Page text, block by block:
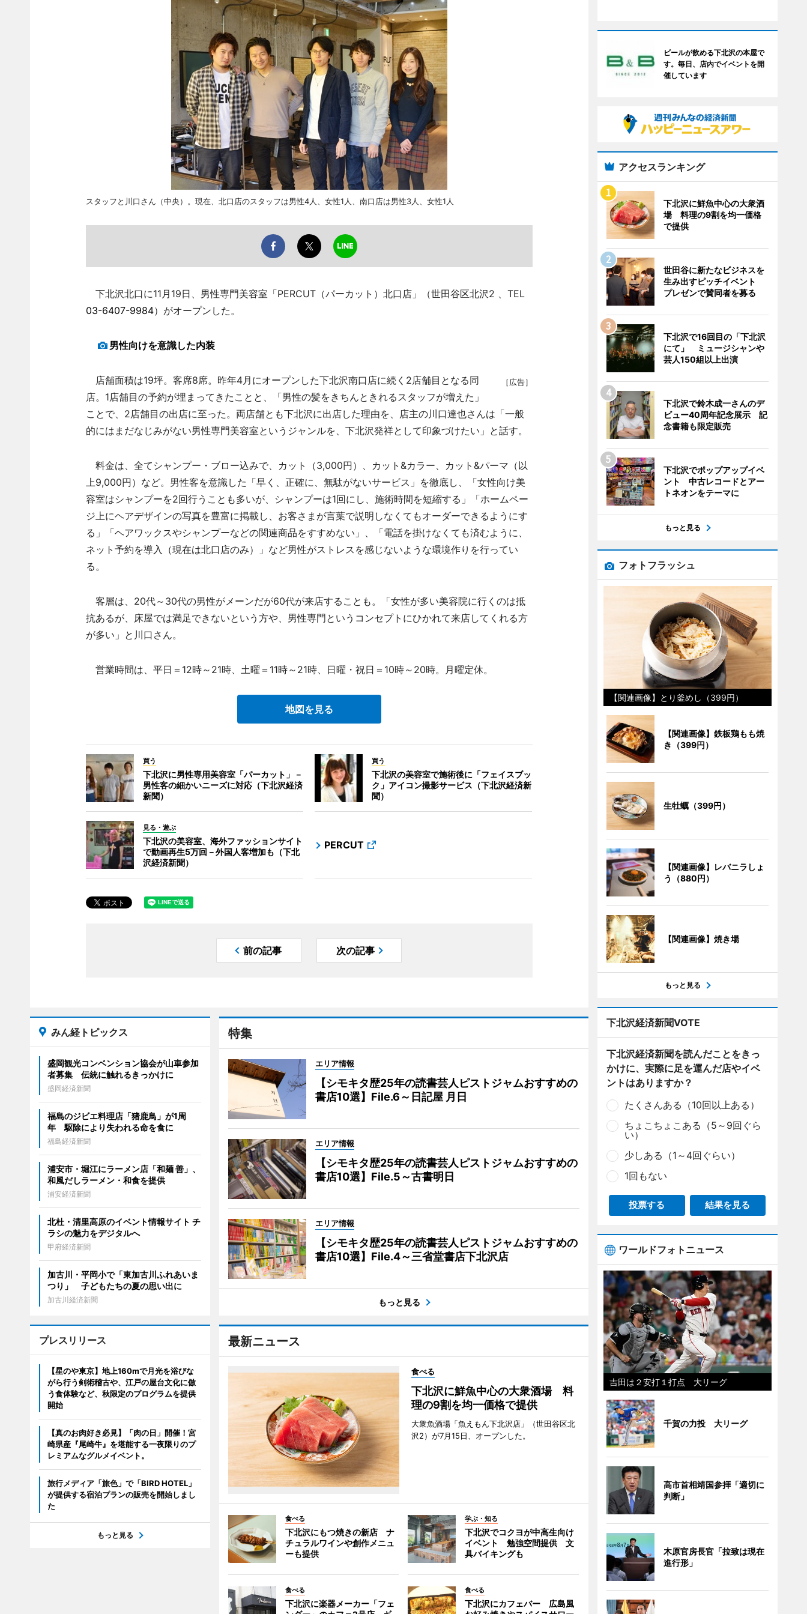
スタッフと川口さん（中央）。現在、北口店のスタッフは男性4人、女性1人、南口店は男性3人、女性1人
下北沢北口に11月19日、男性専門美容室「PERCUT（パーカット）北口店」（世田谷区北沢2 、TEL
03-6407-9984）がオープンした。
男性向けを意識した内装
［広告］
店舗面積は19坪。客席8席。昨年4月にオープンした下北沢南口店に続く2店舗目となる同
店。1店舗目の予約が埋まってきたことと、「男性の髪をきちんときれるスタッフが増えた」
ことで、2店舗目の出店に至った。両店舗とも下北沢に出店した理由を、店主の川口達也さんは「一般
的にはまだなじみがない男性専門美容室というジャンルを、下北沢発祥として印象づけたい」と話す。
料金は、全てシャンプー・ブロー込みで、カット（3,000円）、カット&カラー、カット&パーマ（以
上9,000円）など。男性客を意識した「早く、正確に、無駄がないサービス」を徹底し、「女性向け美
容室はシャンプーを2回行うことも多いが、シャンプーは1回にし、施術時間を短縮する」「ホームペー
ジ上にヘアデザインの写真を豊富に掲載し、お客さまが言葉で説明しなくてもオーダーできるようにす
る」「ヘアワックスやシャンプーなどの関連商品をすすめない」、「電話を掛けなくても済むように、
ネット予約を導入（現在は北口店のみ）」など男性がストレスを感じないような環境作りを行ってい
る。
客層は、20代～30代の男性がメーンだが60代が来店することも。「女性が多い美容院に行くのは抵
抗あるが、床屋では満足できないという方や、男性専門というコンセプトにひかれて来店してくれる方
が多い」と川口さん。
営業時間は、平日＝12時～21時、土曜＝11時～21時、日曜・祝日＝10時～20時。月曜定休。
地図を見る
買う
下北沢に男性専用美容室「パーカット」－
男性客の細かいニーズに対応（下北沢経済
新聞）
買う
下北沢の美容室で施術後に「フェイスブッ
ク」アイコン撮影サービス（下北沢経済新
聞）
見る・遊ぶ
下北沢の美容室、海外ファッションサイト
で動画再生5万回－外国人客増加も（下北
沢経済新聞）
PERCUT
前の記事 次の記事
特集
エリア情報
【シモキタ歴25年の読書芸人ピストジャムおすすめの
書店10選】File.6～日記屋 月日
エリア情報
【シモキタ歴25年の読書芸人ピストジャムおすすめの
書店10選】File.5～古書明日
エリア情報
【シモキタ歴25年の読書芸人ピストジャムおすすめの
書店10選】File.4～三省堂書店下北沢店
もっと見る
最新ニュース
食べる
下北沢に鮮魚中心の大衆酒場 料
理の9割を均一価格で提供
大衆魚酒場「魚えもん下北沢店」（世田谷区北
沢2）が7月15日、オープンした。
食べる
下北沢にもつ焼きの新店 ナ
チュラルワインや創作メニュ
ーも提供
学ぶ・知る
下北沢でコクヨが中高生向け
イベント 勉強空間提供 文
具バイキングも
食べる
下北沢に楽器メーカー「フェ
食べる
下北沢にカフェバー 広島風
みん経トピックス
盛岡観光コンベンション協会が山車参加
者募集 伝統に触れるきっかけに
盛岡経済新聞
福島のジビエ料理店「猪鹿鳥」が1周
年 駆除により失われる命を食に
福島経済新聞
浦安市・堀江にラーメン店「和麺 善」、
和風だしラーメン・和食を提供
浦安経済新聞
北杜・清里高原のイベント情報サイト チ
ラシの魅力をデジタルへ
甲府経済新聞
加古川・平岡小で「東加古川ふれあいま
つり」 子どもたちの夏の思い出に
加古川経済新聞
プレスリリース
【星のや東京】地上160mで月光を浴びな
がら行う剣術稽古や、江戸の屋台文化に倣
う食体験など、秋限定のプログラムを提供
開始
【真のお肉好き必見】「肉の日」開催！宮
崎県産『尾崎牛』を堪能する一夜限りのプ
レミアムなグルメイベント。
旅行メディア「旅色」で「BIRD HOTEL」
が提供する宿泊プランの販売を開始しまし
た
もっと見る
ビールが飲める下北沢の本屋で
す。毎日、店内でイベントを開
催しています
アクセスランキング
下北沢に鮮魚中心の大衆酒
場 料理の9割を均一価格
で提供
世田谷に新たなビジネスを
生み出すピッチイベント
プレゼンで賛同者を募る
下北沢で16回目の「下北沢
にて」 ミュージシャンや
芸人150組以上出演
下北沢で鈴木成一さんのデ
ビュー40周年記念展示 記
念書籍も限定販売
下北沢でポップアップイベ
ント 中古レコードとアー
トネオンをテーマに
もっと見る
フォトフラッシュ
【関連画像】とり釜めし（399円）
【関連画像】鉄板鶏もも焼
き（399円）
生牡蠣（399円）
【関連画像】レバニラしょ
う（880円）
【関連画像】焼き場
もっと見る
下北沢経済新聞VOTE
下北沢経済新聞を読んだことをきっ
かけに、実際に足を運んだ店やイベ
ントはありますか？
たくさんある（10回以上ある）
ちょこちょこある（5～9回ぐら
い）
少しある（1～4回ぐらい）
1回もない
投票する 結果を見る
ワールドフォトニュース
吉田は２安打１打点 大リーグ
千賀の力投 大リーグ
高市首相靖国参拝「適切に
判断」
木原官房長官「拉致は現在
進行形」